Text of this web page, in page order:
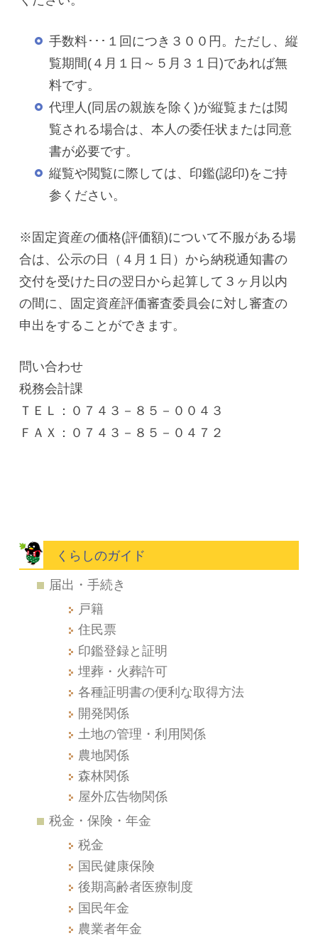
手数料･･･１回につき３００円。ただし、縦
覧期間(４月１日～５月３１日)であれば無
料です。
代理人(同居の親族を除く)が縦覧または閲
覧される場合は、本人の委任状または同意
書が必要です。
縦覧や閲覧に際しては、印鑑(認印)をご持
参ください。
※固定資産の価格(評価額)について不服がある場
合は、公示の日（４月１日）から納税通知書の
交付を受けた日の翌日から起算して３ヶ月以内
の間に、固定資産評価審査委員会に対し審査の
申出をすることができます。
問い合わせ
税務会計課
ＴＥＬ：０７４３－８５－００４３
ＦＡＸ：０７４３－８５－０４７２
くらしのガイド
届出・手続き
戸籍
住民票
印鑑登録と証明
埋葬・火葬許可
各種証明書の便利な取得方法
開発関係
土地の管理・利用関係
農地関係
森林関係
屋外広告物関係
税金・保険・年金
税金
国民健康保険
後期高齢者医療制度
国民年金
農業者年金